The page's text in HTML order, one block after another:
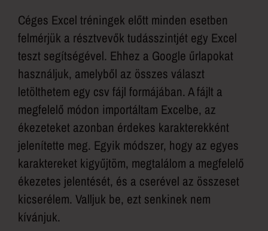
Céges Excel tréningek előtt minden esetben
felmérjük a résztvevők tudásszintjét egy Excel
teszt segítségével. Ehhez a Google űrlapokat
használjuk, amelyből az összes választ
letölthetem egy csv fájl formájában. A fájlt a
megfelelő módon importáltam Excelbe, az
ékezeteket azonban érdekes karakterekként
jelenítette meg. Egyik módszer, hogy az egyes
karaktereket kigyűjtöm, megtalálom a megfelelő
ékezetes jelentését, és a cserével az összeset
kicserélem. Valljuk be, ezt senkinek nem
kívánjuk.